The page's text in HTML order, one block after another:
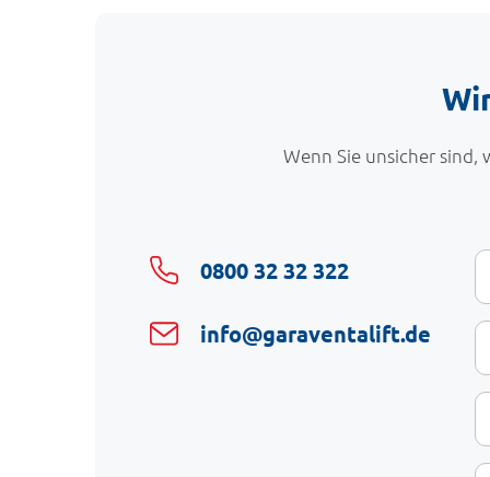
Wenn Sie unsicher
0800 32 32 322
info@garaventalift.de
E-